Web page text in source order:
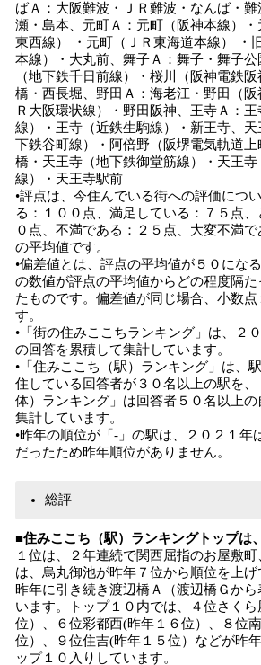
ばＡ：大阪難波・ＪＲ難波・なんば・
瀬・島本、元町Ａ：元町（阪神本線）
東西線） ・元町（ＪＲ東海道本線） ・
本線）・大丸前、舞子Ａ：舞子・舞子公
（地下鉄千日前線）・桜川（阪神電鉄
橋・西長堀、野田Ａ：海老江・野田（阪
Ｒ大阪環状線）・野田阪神、王寺Ａ：
線）・王寺（近鉄生駒線）・新王寺、
下鉄谷町線）・阿倍野（阪堺電気軌道
橋・天王寺（地下鉄御堂筋線）・天王
線）・天王寺駅前
•評点は、今住んでいる街への評価につ
る：１００点、満足している：７５点
０点、不満である：２５点、大変不満
の平均値です。
•偏差値とは、評点の平均値が５０にな
の数値が評点の平均値からどの程度隔
たものです。偏差値が同じ場合、小数点
す。
•「街の住みここちランキング」は、２
の回答を累積して集計しています。
•「住みここち（駅）ランキング」は、
住している回答者が３０名以上の駅を
体）ランキング」は回答者５０名以上
集計しています。
•昨年の順位が「-」の駅は、２０２１年
だったため昨年順位がありません。
総評
■住みここち（駅）ランキングトップは
１位は、２年連続で関西屈指のお屋敷
は、烏丸御池が昨年７位から順位を上げ
昨年に引き続き渡辺橋Ａ（渡辺橋Ｇか
います。トップ１０内では、４位さく
位）、６位彩都西(昨年１６位）、８位
位）、９位住吉(昨年１５位）などが昨
ップ１０入りしています。